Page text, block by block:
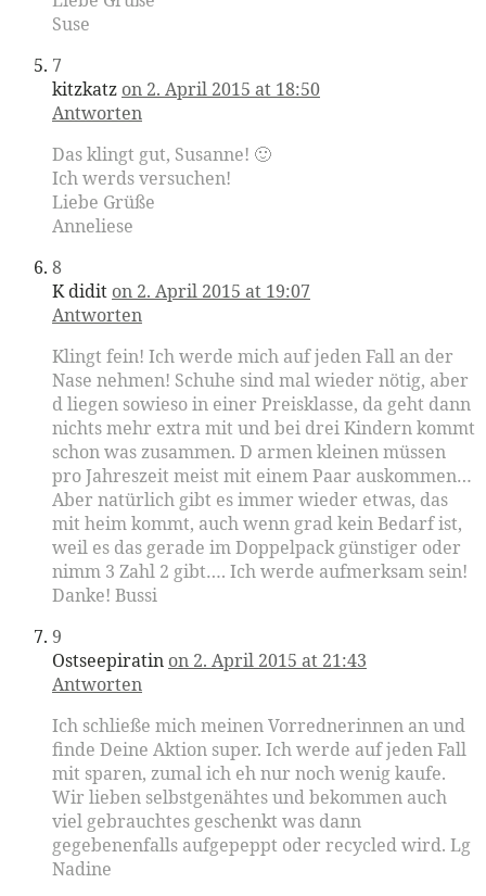
Suse
7
kitzkatz on 2. April 2015 at 18:50
Antworten
Das klingt gut, Susanne! 🙂
Ich werds versuchen!
Liebe Grüße
Anneliese
8
K didit on 2. April 2015 at 19:07
Antworten
Klingt fein! Ich werde mich auf jeden Fall an der
Nase nehmen! Schuhe sind mal wieder nötig, aber
d liegen sowieso in einer Preisklasse, da geht dann
nichts mehr extra mit und bei drei Kindern kommt
schon was zusammen. D armen kleinen müssen
pro Jahreszeit meist mit einem Paar auskommen…
Aber natürlich gibt es immer wieder etwas, das
mit heim kommt, auch wenn grad kein Bedarf ist,
weil es das gerade im Doppelpack günstiger oder
nimm 3 Zahl 2 gibt…. Ich werde aufmerksam sein!
Danke! Bussi
9
Ostseepiratin on 2. April 2015 at 21:43
Antworten
Ich schließe mich meinen Vorrednerinnen an und
finde Deine Aktion super. Ich werde auf jeden Fall
mit sparen, zumal ich eh nur noch wenig kaufe.
Wir lieben selbstgenähtes und bekommen auch
viel gebrauchtes geschenkt was dann
gegebenenfalls aufgepeppt oder recycled wird. Lg
Nadine